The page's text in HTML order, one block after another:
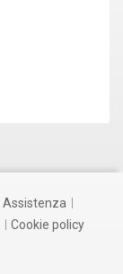
assistenza
cookie policy